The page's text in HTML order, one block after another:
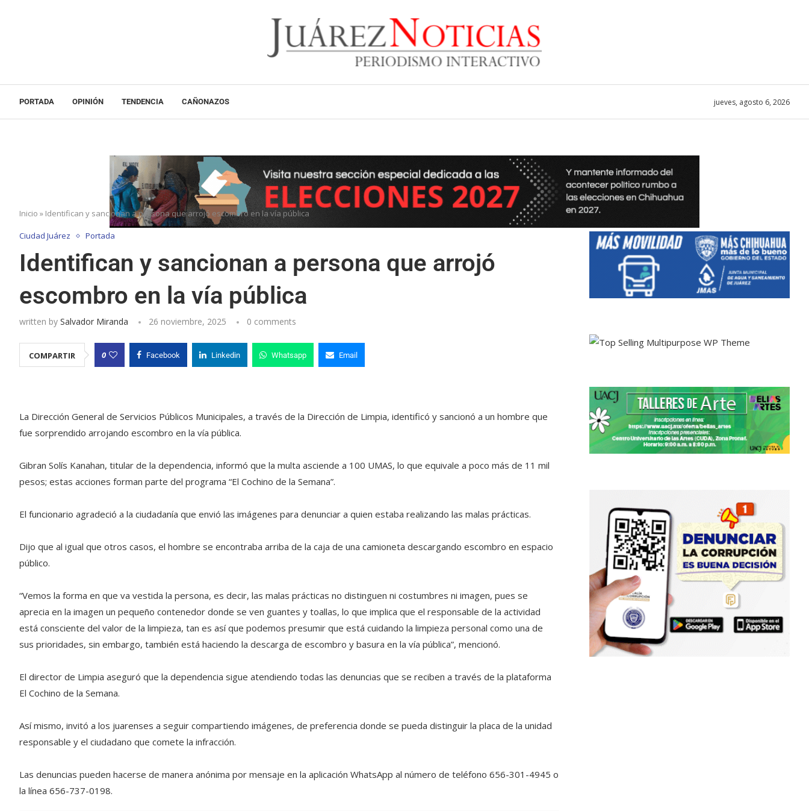
PORTADA OPINIÓN TENDENCIA CAÑONAZOS jueves, agosto 6, 2026
Inicio » Identifican y sancionan a persona que arrojó escombro en la vía pública
Ciudad Juárez Portada
Identifican y sancionan a persona que arrojó
escombro en la vía pública
written by Salvador Miranda 26 noviembre, 2025 0 comments
COMPARTIR 0 Facebook Linkedin Whatsapp Email
La Dirección General de Servicios Públicos Municipales, a través de la Dirección de Limpia, identificó y sancionó a un hombre que
fue sorprendido arrojando escombro en la vía pública.
Gibran Solís Kanahan, titular de la dependencia, informó que la multa asciende a 100 UMAS, lo que equivale a poco más de 11 mil
pesos; estas acciones forman parte del programa “El Cochino de la Semana”.
El funcionario agradeció a la ciudadanía que envió las imágenes para denunciar a quien estaba realizando las malas prácticas.
Dijo que al igual que otros casos, el hombre se encontraba arriba de la caja de una camioneta descargando escombro en espacio
público.
“Vemos la forma en que va vestida la persona, es decir, las malas prácticas no distinguen ni costumbres ni imagen, pues se
aprecia en la imagen un pequeño contenedor donde se ven guantes y toallas, lo que implica que el responsable de la actividad
está consciente del valor de la limpieza, tan es así que podemos presumir que está cuidando la limpieza personal como una de
sus prioridades, sin embargo, también está haciendo la descarga de escombro y basura en la vía pública”, mencionó.
El director de Limpia aseguró que la dependencia sigue atendiendo todas las denuncias que se reciben a través de la plataforma
El Cochino de la Semana.
Así mismo, invitó a los juarenses a seguir compartiendo imágenes, de preferencia donde se pueda distinguir la placa de la unidad
responsable y el ciudadano que comete la infracción.
Las denuncias pueden hacerse de manera anónima por mensaje en la aplicación WhatsApp al número de teléfono 656-301-4945 o
la línea 656-737-0198.